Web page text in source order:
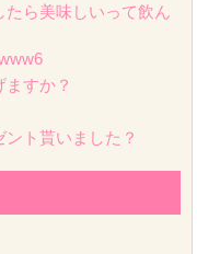
ら美味しいって飲ん
すか？
ト貰いました？